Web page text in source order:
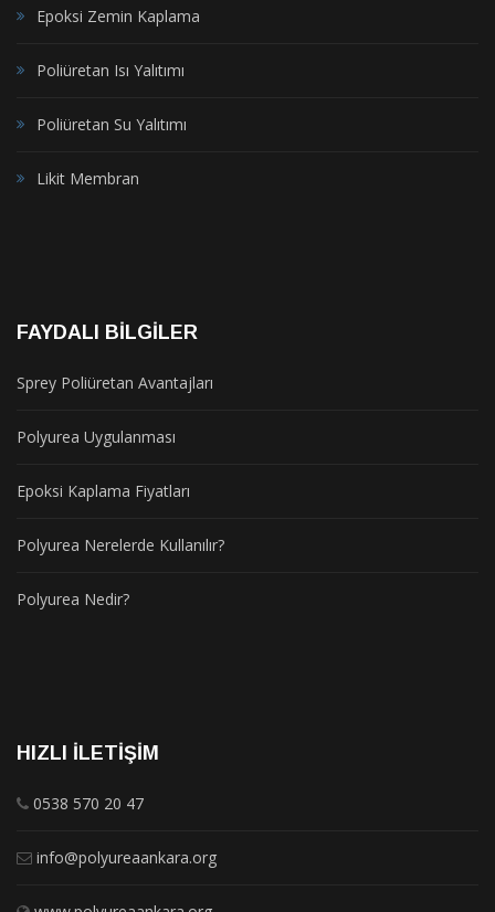
Epoksi Zemin Kaplama
Poliüretan Isı Yalıtımı
Poliüretan Su Yalıtımı
Likit Membran
FAYDALI BILGILER
Sprey Poliüretan Avantajları
Polyurea Uygulanması
Epoksi Kaplama Fiyatları
Polyurea Nerelerde Kullanılır?
Polyurea Nedir?
HIZLI İLETIŞIM
0538 570 20 47
info@polyureaankara.org